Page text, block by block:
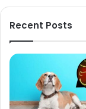
Recent Posts